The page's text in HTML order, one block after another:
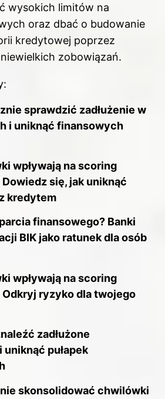
wysokich limitów na
oraz dbać o budowanie
kredytowej poprzez
zobowiązań.
sprawdzić zadłużenie w
i uniknąć finansowych
wpływają na scoring
się, jak uniknąć
kredytem
finansowego? Banki
BIK jako ratunek dla osób
wpływają na scoring
ryzyko dla twojego
zadłużone
uniknąć pułapek
skonsolidować chwilówki